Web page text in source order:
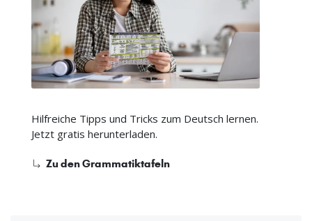
Hilfreiche Tipps und Tricks zum Deutsch lernen.
Jetzt gratis herunterladen.
Zu den Grammatiktafeln